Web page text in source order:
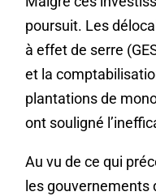
poursuit. Les
à effet de serre
et la
plantations de
ont souligné
Au vu de ce qui
les gouvernements